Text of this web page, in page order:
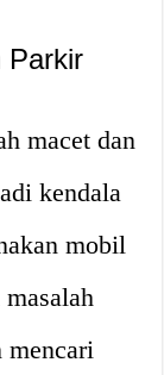
Parkir
macet dan
kendala
mobil
mencari